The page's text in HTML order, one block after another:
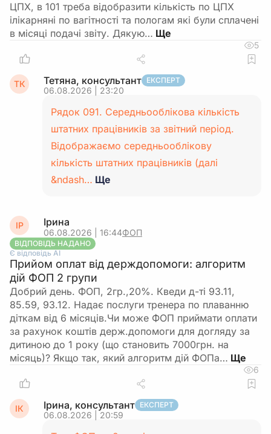
ЦПХ, в 101 треба відобразити кількість по ЦПХ
ілікарняні по вагітності та пологам які були сплачені
в місяці подачі звіту. Дякую…
5
ТК Тетяна, консультант ЕКСПЕРТ
06.08.2026 | 23:20
Рядок 091. Середньооблікова кількість
штатних працівників за звітний період.
Відображаємо середньооблікову
кількість штатних працівників (далі
&ndash… Ще
ІР Ірина
06.08.2026 | 16:44ФОП
ВІДПОВІДЬ НАДАНО
Є відповідь АІ
Прийом оплат від держдопомоги: алгоритм
дій ФОП 2 групи
Добрий день. ФОП, 2гр.,20%. Кведи д-ті 93.11,
85.59, 93.12. Надає послуги тренера по плаванню
діткам від 6 місяців.Чи може ФОП приймати оплати
за рахунок коштів держ.допомоги для догляду за
дитиною до 1 року (що становить 7000грн. на
місяць)? Якщо так, який алгоритм дій ФОПа…
6
ІК Ірина, консультант ЕКСПЕРТ
06.08.2026 | 20:59